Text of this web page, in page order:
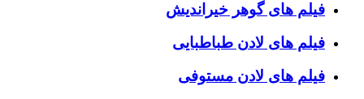
فیلم های گوهر خیراندیش
فیلم های لادن طباطبایی
فیلم های لادن مستوفی